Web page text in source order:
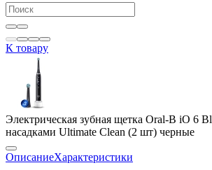
К товару
Электрическая зубная щетка Oral-B iO 6
насадками Ultimate Clean (2 шт) черные
ОписаниеХарактеристики